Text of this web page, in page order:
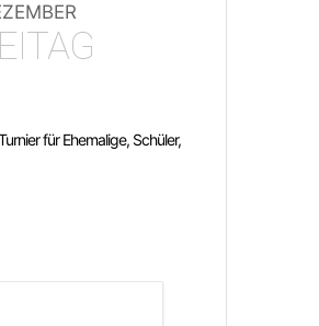
für Ehemalige, Schüler,